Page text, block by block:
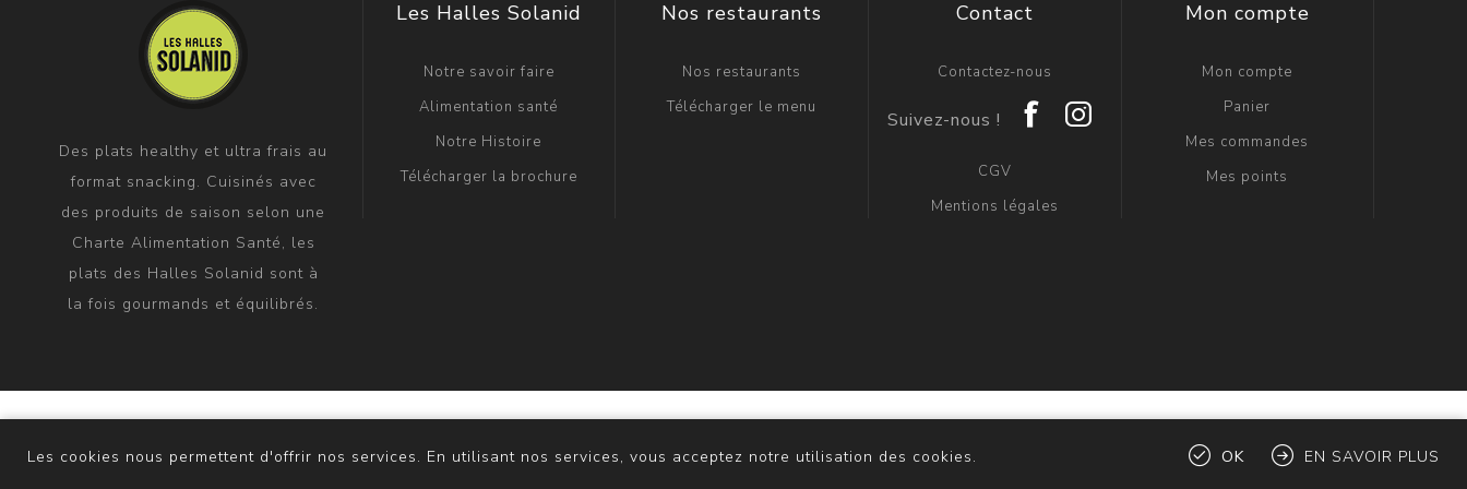
Des plats healthy et ultra frais au
format snacking. Cuisinés avec
des produits de saison selon une
Charte Alimentation Santé, les
plats des Halles Solanid sont à
la fois gourmands et équilibrés.
Les Halles Solanid
Notre savoir faire
Alimentation santé
Notre Histoire
Télécharger la brochure
Nos restaurants
Nos restaurants
Télécharger le menu
Contact
Contactez-nous
CGV
Mentions légales
Mon compte
Mon compte
Panier
Mes commandes
Mes points
Les cookies nous permettent d'offrir nos services. En utilisant nos services, vous acceptez notre utilisation des cookies. OK EN SAVOIR PLUS